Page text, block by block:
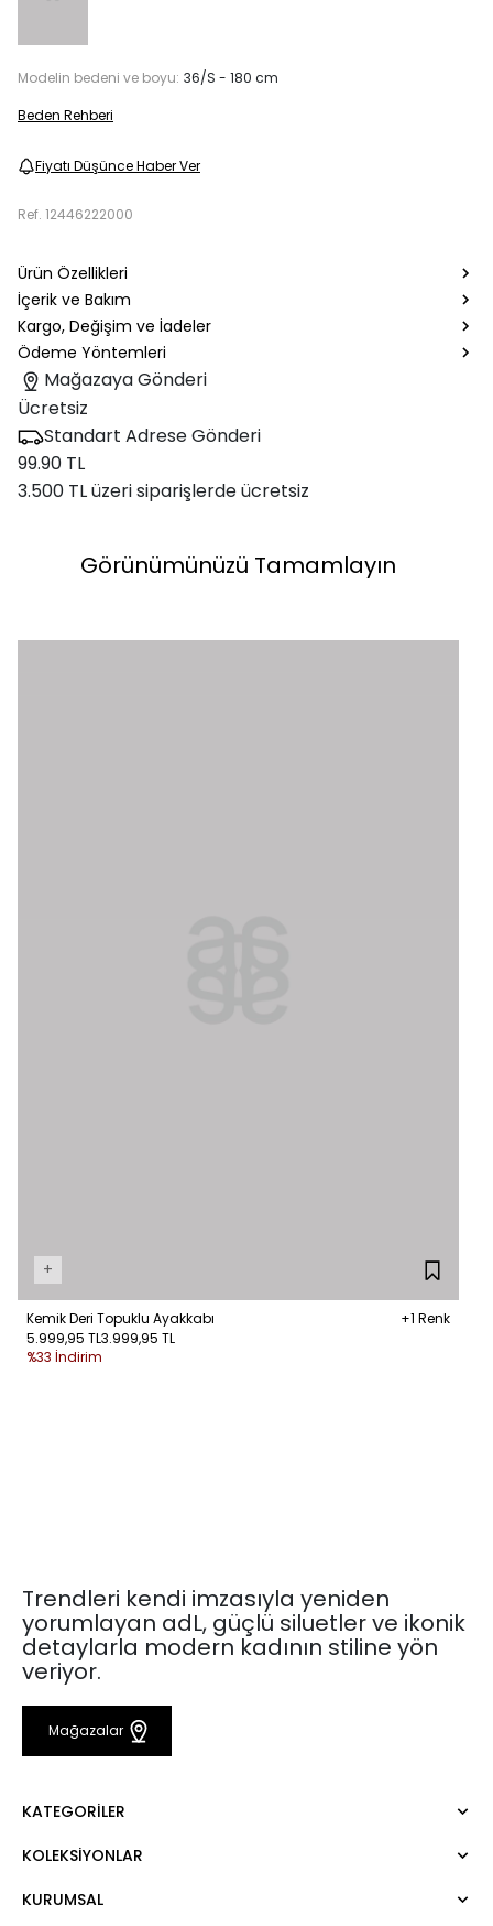
Modelin bedeni ve boyu: 36/S - 180 cm
Beden Rehberi
Fiyatı Düşünce Haber Ver
Ref. 12446222000
Ürün Özellikleri
İçerik ve Bakım
Kargo, Değişim ve İadeler
Ödeme Yöntemleri
Mağazaya Gönderi
Ücretsiz
Standart Adrese Gönderi
99.90 TL
3.500 TL üzeri siparişlerde ücretsiz
Görünümünüzü Tamamlayın
+
Kemik Deri Topuklu Ayakkabı
+1 Renk
5.999,95 TL3.999,95 TL
%33 İndirim
Trendleri kendi imzasıyla yeniden
yorumlayan adL, güçlü siluetler ve ikonik
detaylarla modern kadının stiline yön
veriyor.
Mağazalar
KATEGORILER
Elbise
KOLEKSIYONLAR
Mert Aslan
KURUMSAL